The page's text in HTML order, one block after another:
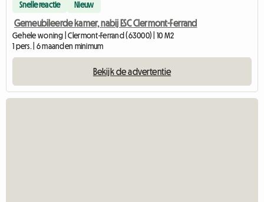
Snelle reactie Nieuw
Gemeubileerde kamer, nabij ESC Clermont-Ferrand
Gehele woning | Clermont-Ferrand (63000) | 10 M2
1 pers. | 6 maanden minimum
Bekijk de advertentie